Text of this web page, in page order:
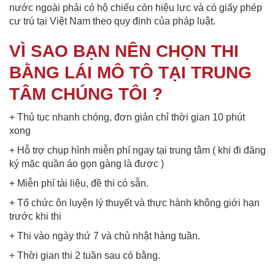
nước ngoài phải có hộ chiếu còn hiệu lực và có giấy phép
cư trú tại Việt Nam theo quy định của pháp luật.
VÌ SAO BẠN NÊN CHỌN THI
BẰNG LÁI MÔ TÔ TẠI TRUNG
TÂM CHÚNG TÔI ?
+ Thủ tục nhanh chóng, đơn giản chỉ thời gian 10 phút
xong
+ Hỗ trợ chụp hình miễn phí ngay tại trung tâm ( khi đi đăng
ký mặc quần áo gọn gàng là được )
+ Miễn phí tài liệu, đề thi có sẵn.
+ Tổ chức ôn luyện lý thuyết và thực hành không giới hạn
trước khi thi
+ Thi vào ngày thứ 7 và chủ nhật hàng tuần.
+ Thời gian thi 2 tuần sau có bằng.